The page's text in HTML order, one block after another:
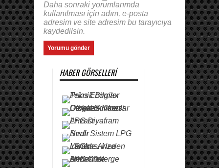
Daha sonraki yorumlarımda
kullanılması için adım, e-posta
adresim ve site adresim bu tarayıcıya
kaydedilsin.
HABER GÖRSELLERI